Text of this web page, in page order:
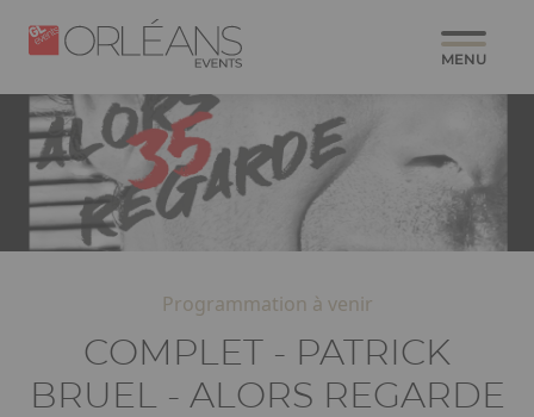
principal
Paragraphes
Image
Image
MENU
Programmation à venir
COMPLET - PATRICK
BRUEL - ALORS REGARDE
Panneau de gestion des cookies